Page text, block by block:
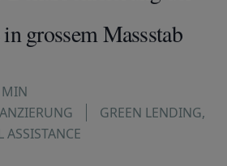
grossem Massstab
GREEN LENDING,
ASSISTANCE